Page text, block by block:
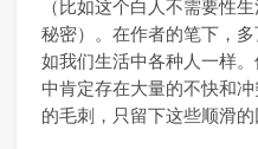
（比如这个白人不需要性
秘密）。在作者的笔下，
如我们生活中各种人一样
中肯定存在大量的不快和
的毛刺，只留下这些顺滑的